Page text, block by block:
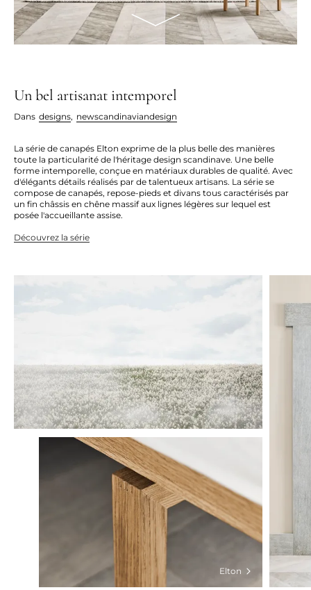
Un bel artisanat intemporel
Dans designs, newscandinaviandesign
La série de canapés Elton exprime de la plus belle des manières
toute la particularité de l'héritage design scandinave. Une belle
forme intemporelle, conçue en matériaux durables de qualité. Avec
d'élégants détails réalisés par de talentueux artisans. La série se
compose de canapés, repose-pieds et divans tous caractérisés par
un fin châssis en chêne massif aux lignes légères sur lequel est
posée l'accueillante assise.
Découvrez la série
Elton